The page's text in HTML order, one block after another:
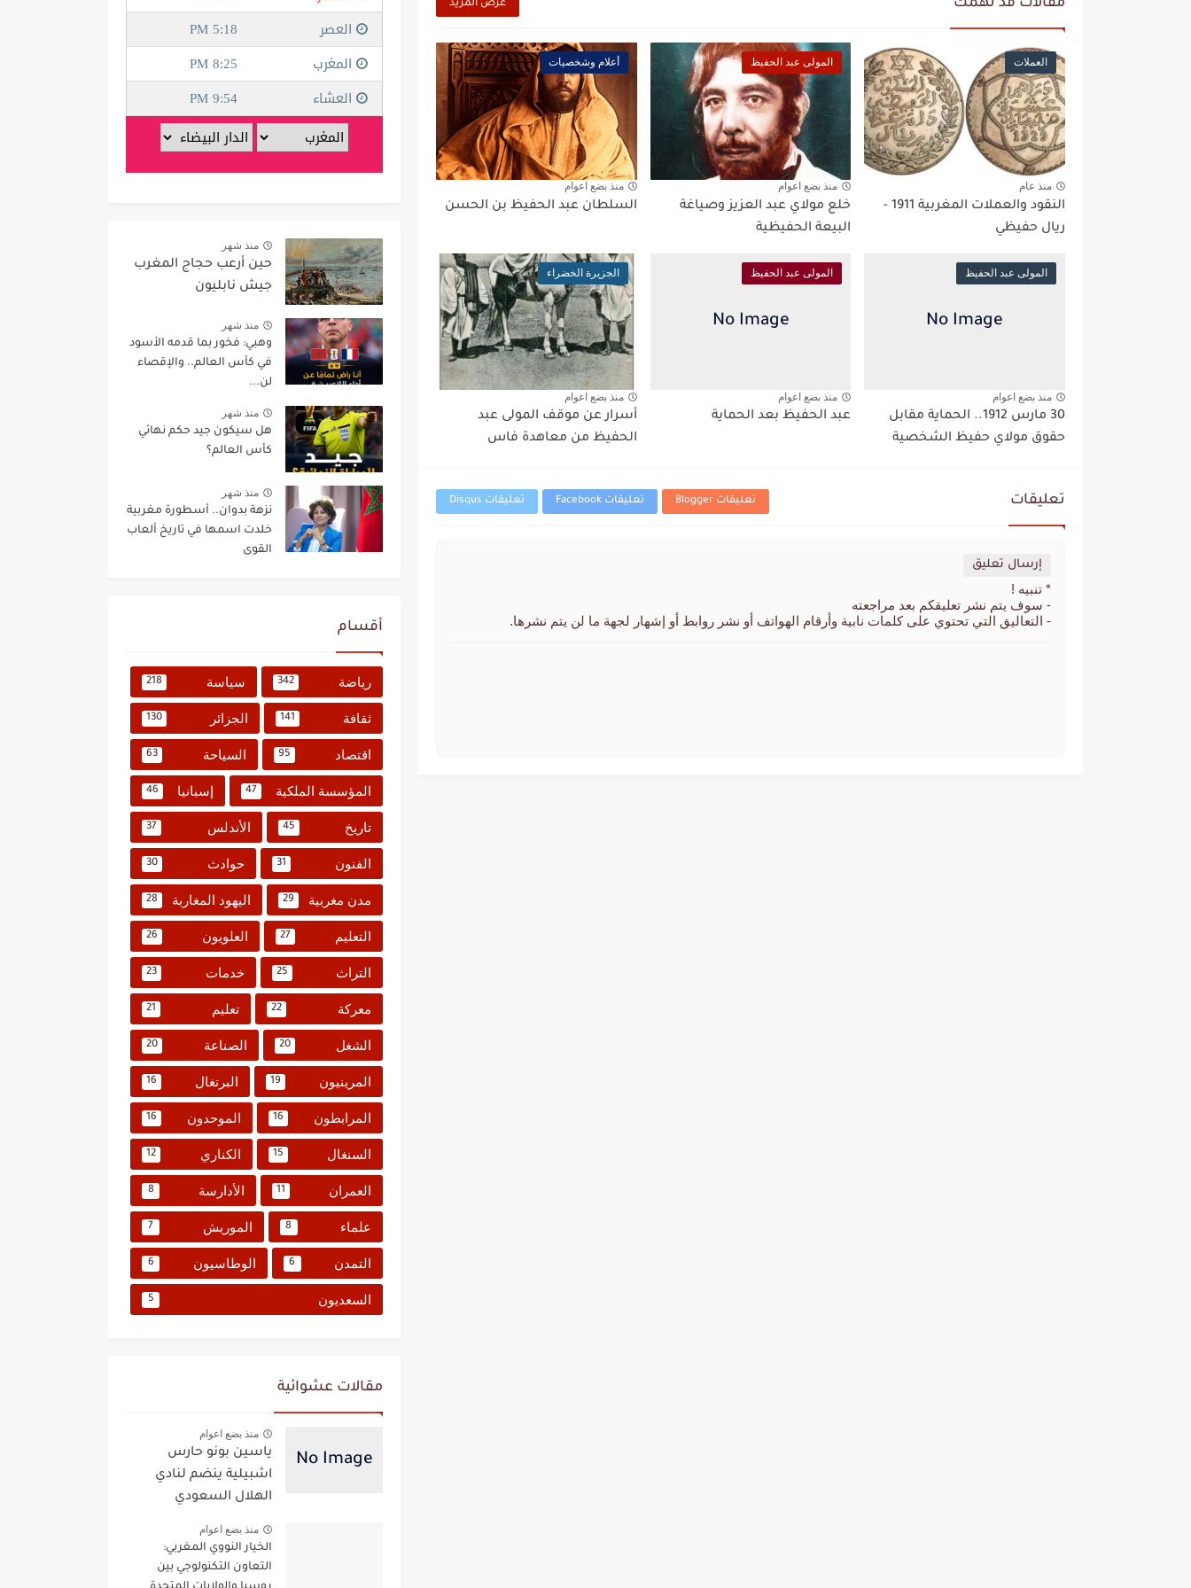
مقالات قد تهمك عرض المزيد
العملات
منذ عام
النقود والعملات المغربية 1911 -
ريال حفيظي
المولى عبد الحفيظ
منذ بضع اعوام
خلع مولاي عبد العزيز وصياغة
البيعة الحفيظية
أعلام وشخصيات
منذ بضع اعوام
السلطان عبد الحفيظ بن الحسن
المولى عبد الحفيظ
منذ بضع اعوام
30 مارس 1912.. الحماية مقابل
حقوق مولاي حفيظ الشخصية
المولى عبد الحفيظ
منذ بضع اعوام
عبد الحفيظ بعد الحماية
الجزيرة الخضراء
منذ بضع اعوام
أسرار عن موقف المولى عبد
الحفيظ من معاهدة فاس
تعليقات تعليقات Blogger تعليقات Facebook تعليقات Disqus
إرسال تعليق
* تنبيه !
- سوف يتم نشر تعليقكم بعد مراجعته
- التعاليق التي تحتوي على كلمات نابية وأرقام الهواتف أو نشر روابط أو إشهار لجهة ما لن يتم نشرها.
منذ شهر
حين أرعب حجاج المغرب
جيش نابليون
منذ شهر
وهبي: فخور بما قدمه الأسود
في كأس العالم.. والإقصاء
لن...
منذ شهر
هل سيكون جيد حكم نهائي
كأس العالم؟
منذ شهر
نزهة بدوان.. أسطورة مغربية
خلدت اسمها في تاريخ ألعاب
القوى
أقسام
رياضة 342 سياسة 218
ثقافة 141 الجزائر 130
اقتصاد 95 السياحة 63
المؤسسة الملكية 47 إسبانيا 46
تاريخ 45 الأندلس 37
الفنون 31 حوادث 30
مدن مغربية 29 اليهود المغاربة 28
التعليم 27 العلويون 26
التراث 25 خدمات 23
معركة 22 تعليم 21
الشغل 20 الصناعة 20
المرينيون 19 البرتغال 16
المرابطون 16 الموحدون 16
السنغال 15 الكناري 12
العمران 11 الأدارسة 8
علماء 8 الموريش 7
التمدن 6 الوطاسيون 6
السعديون 5
مقالات عشوائية
منذ بضع اعوام
ياسين بونو حارس
اشبيلية ينضم لنادي
الهلال السعودي
منذ بضع اعوام
الخيار النووي المغربي:
التعاون التكنولوجي بين